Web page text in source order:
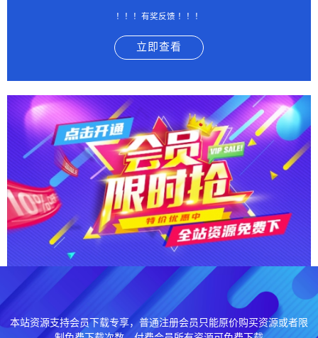
！！！有奖反馈 ！！！
立即查看
本站资源支持会员下载专享，普通注册会员只能原价购买资源或者限